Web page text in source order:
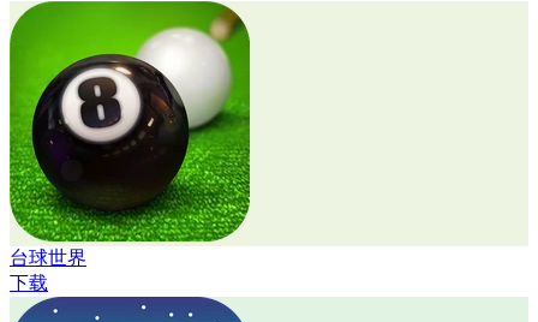
台球世界
下载